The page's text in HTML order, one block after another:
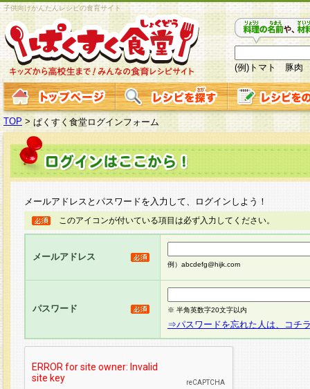
子供向けかんたんレシピの食育サイト
(例)トマト 豚肉
TOP > ぱくすく食堂ログインフォーム
メールアドレスとパスワードを入力して、ログインしよう！
このアイコンが付いている項目は必ず入力してください。
メールアドレス
例）abcdefg@hijk.com
パスワード ※ 半角英数字20文字以内
⇒パスワードを忘れた人は、コチ